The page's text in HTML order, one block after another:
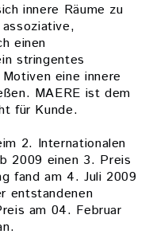
innere Räume zu
einen
stringentes
eine innere
MAERE ist dem
für Kunde.
2. Internationalen
2009 einen 3. Preis
fand am 4. Juli 2009
entstandenen
am 04. Februar